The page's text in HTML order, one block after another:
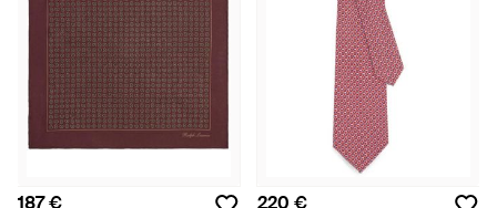
187 € 220 €